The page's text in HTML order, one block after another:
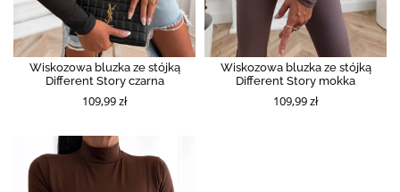
Wiskozowa bluzka ze stójką
Different Story czarna
109,99 zł
Wiskozowa bluzka ze stójką
Different Story mokka
109,99 zł